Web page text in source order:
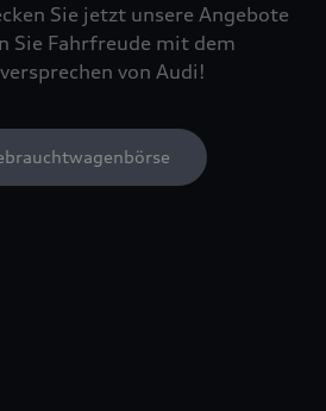
Sie jetzt unsere Angebote
Sie Fahrfreude mit dem
von Audi!